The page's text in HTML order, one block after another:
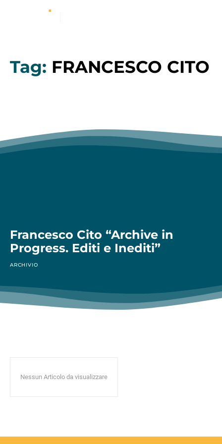
Tag: FRANCESCO CITO
Francesco Cito “Archive in
Progress. Editi e Inediti”
ARCHIVIO
Nessun Articolo da visualizzare